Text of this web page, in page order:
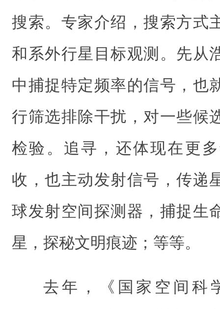
搜索。专家介绍，搜索方式
和系外行星目标观测。先从
中捕捉特定频率的信号，也
行筛选排除干扰，对一些候
检验。追寻，还体现在更
收，也主动发射信号，传递
球发射空间探测器，捕捉生
星，探秘文明痕迹；等等。
去年，《国家空间科